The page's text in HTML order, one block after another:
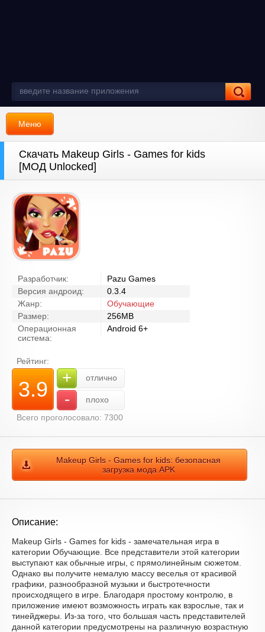
Меню
Скачать Makeup Girls - Games for kids
[МОД Unlocked]
Разработчик:
Pazu Games
Версия андроид:
0.3.4
Жанр:
Обучающие
Размер:
256MB
Операционная
система:
Android 6+
Рейтинг:
3.9 + отлично
-
плохо
Всего проголосовало: 7300
Makeup Girls - Games for kids: безопасная
загрузка мода APK
Описание:
Makeup Girls - Games for kids - замечательная игра в
категории Обучающие. Все представители этой категории
выступают как обычные игры, с прямолинейным сюжетом.
Однако вы получите немалую массу веселья от красивой
графики, разнообразной музыки и быстротечности
происходящего в игре. Благодаря простому контролю, в
приложение имеют возможность играть как взрослые, так и
тинейджеры. Из-за того, что большая часть представителей
данной категории предусмотрены на различную возрастную